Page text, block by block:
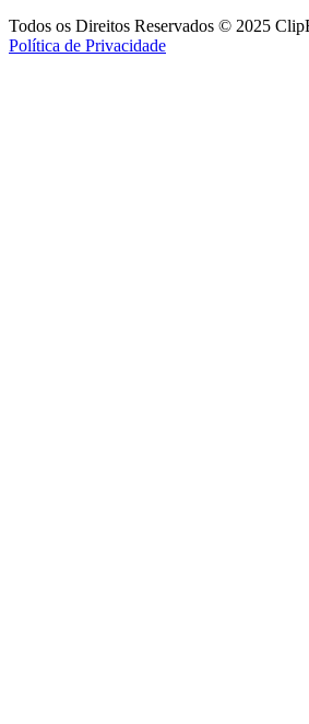
Todos os Direitos Reservados © 2025
Política de Privacidade